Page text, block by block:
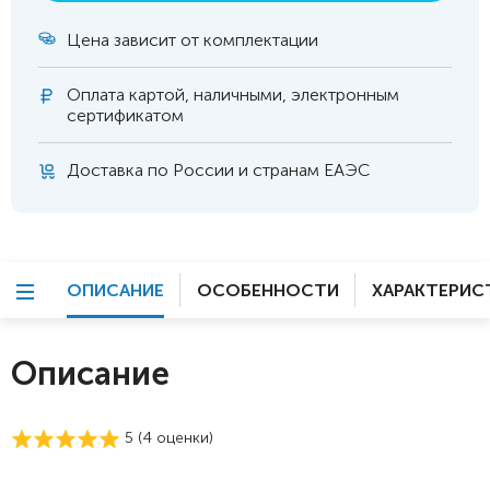
Цена зависит от комплектации
Оплата картой, наличными, электронным
сертификатом
Доставка по России и странам ЕАЭС
ОПИСАНИЕ ОСОБЕННОСТИ
Описание
5 (4 оценки)